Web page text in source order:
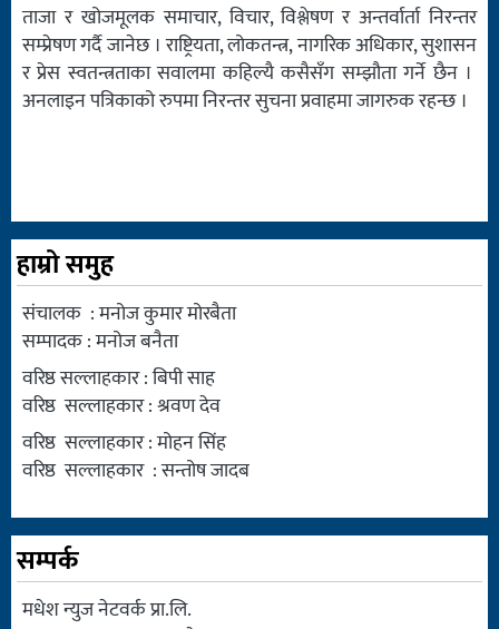
ताजा र खोजमूलक समाचार, विचार, विश्लेषण र अन्तर्वार्ता निरन्तर
सम्प्रेषण गर्दै जानेछ । राष्ट्रियता, लोकतन्त्र, नागरिक अधिकार, सुशासन
र प्रेस स्वतन्त्रताका सवालमा कहिल्यै कसैसँग सम्झौता गर्ने छैन ।
अनलाइन पत्रिकाको रुपमा निरन्तर सुचना प्रवाहमा जागरुक रहन्छ ।
हाम्रो समुह
संचालक : मनोज कुमार मोरबैता
सम्पादक : मनोज बनैता
वरिष्ठ सल्लाहकार : बिपी साह
वरिष्ठ सल्लाहकार : श्रवण देव
वरिष्ठ सल्लाहकार : मोहन सिंह
वरिष्ठ सल्लाहकार : सन्तोष जादब
सम्पर्क
मधेश न्युज नेटवर्क प्रा.लि.